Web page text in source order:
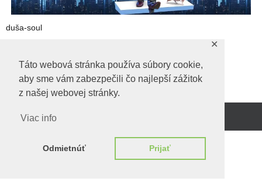
Táto webová stránka používa súbory cookie,
aby sme vám zabezpečili čo najlepší zážitok
z našej webovej stránky.
Viac info
Odmietnúť Prijať
✕
duša-soul